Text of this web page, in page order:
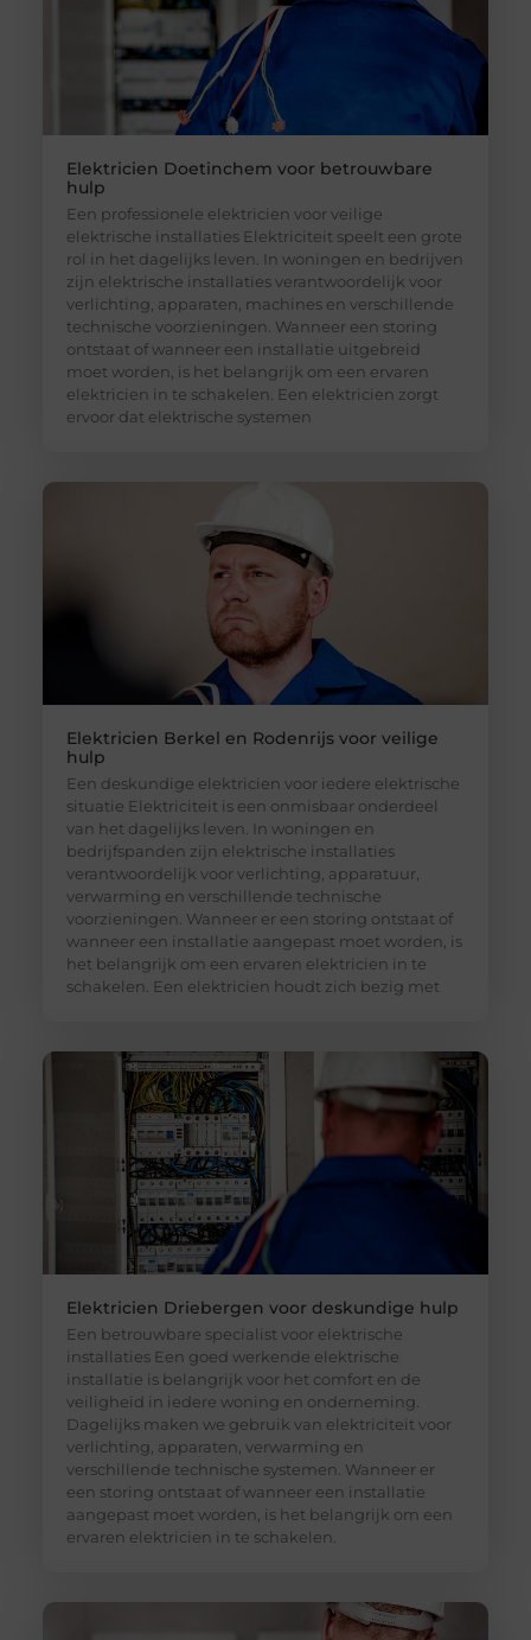
Elektricien Doetinchem voor betrouwbare
hulp
Een professionele elektricien voor veilige
elektrische installaties Elektriciteit speelt een grote
rol in het dagelijks leven. In woningen en bedrijven
zijn elektrische installaties verantwoordelijk voor
verlichting, apparaten, machines en verschillende
technische voorzieningen. Wanneer een storing
ontstaat of wanneer een installatie uitgebreid
moet worden, is het belangrijk om een ervaren
elektricien in te schakelen. Een elektricien zorgt
ervoor dat elektrische systemen
Elektricien Berkel en Rodenrijs voor veilige
hulp
Een deskundige elektricien voor iedere elektrische
situatie Elektriciteit is een onmisbaar onderdeel
van het dagelijks leven. In woningen en
bedrijfspanden zijn elektrische installaties
verantwoordelijk voor verlichting, apparatuur,
verwarming en verschillende technische
voorzieningen. Wanneer er een storing ontstaat of
wanneer een installatie aangepast moet worden, is
het belangrijk om een ervaren elektricien in te
schakelen. Een elektricien houdt zich bezig met
Elektricien Driebergen voor deskundige hulp
Een betrouwbare specialist voor elektrische
installaties Een goed werkende elektrische
installatie is belangrijk voor het comfort en de
veiligheid in iedere woning en onderneming.
Dagelijks maken we gebruik van elektriciteit voor
verlichting, apparaten, verwarming en
verschillende technische systemen. Wanneer er
een storing ontstaat of wanneer een installatie
aangepast moet worden, is het belangrijk om een
ervaren elektricien in te schakelen.